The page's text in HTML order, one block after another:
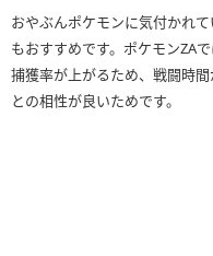
おやぶんポケモンに気付かれ
もおすすめです。ポケモンZA
捕獲率が上がるため、戦闘時
との相性が良いためです。